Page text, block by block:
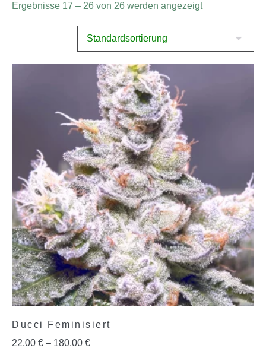
Ergebnisse 17 – 26 von 26 werden angezeigt
Ducci Feminisiert
22,00 € – 180,00 €